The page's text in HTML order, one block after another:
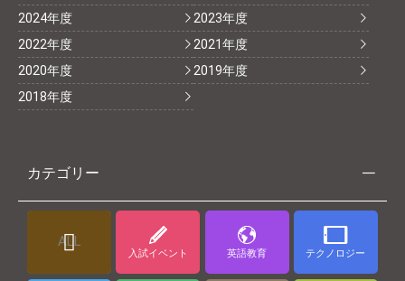
2024年度
2023年度
2022年度
2021年度
2020年度
2019年度
2018年度
カテゴリー
ALL
入試イベント 英語教育 テクノロジー